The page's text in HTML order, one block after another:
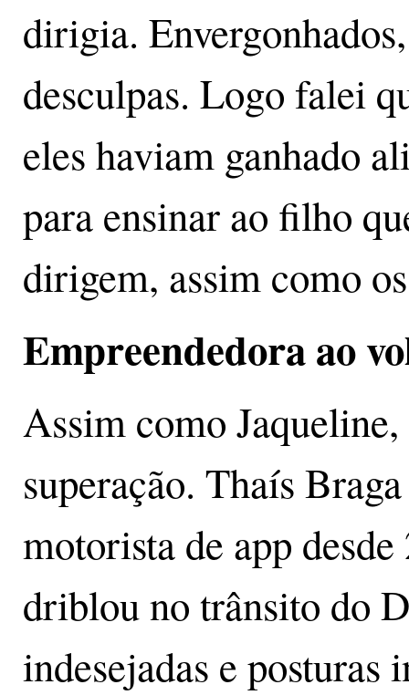
dirigia.
desculpas. Logo falei
eles haviam ganhado
para ensinar ao filho
dirigem, assim como
Empreendedora ao
Assim como
superação. Thaís
motorista de app
driblou no trânsito do
indesejadas e posturas